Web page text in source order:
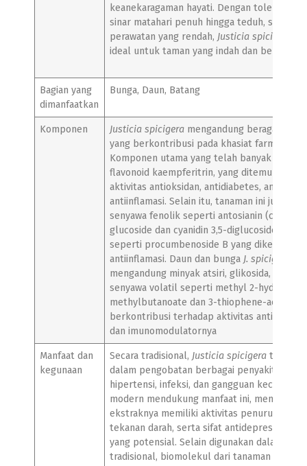
keanekaragaman hayati. Dengan toleransi
sinar matahari penuh hingga teduh, serta
perawatan yang rendah, Justicia spicigera
ideal untuk taman yang indah dan berfungsi
Bagian yang
dimanfaatkan
Bunga, Daun, Batang
Komponen Justicia spicigera mengandung beragam
yang berkontribusi pada khasiat
Komponen utama yang telah banyak diteliti
flavonoid kaempferitrin, yang ditemukan
aktivitas antioksidan, antidiabetes,
antiinflamasi. Selain itu, tanaman ini juga
senyawa fenolik seperti antosianin (cyanidin
glucoside dan cyanidin 3,5-diglucoside),
seperti procumbenoside B yang diketahui
antiinflamasi. Daun dan bunga J. spicigera
mengandung minyak atsiri, glikosida, serta
senyawa volatil seperti methyl 2-hydroxy-2-
methylbutanoate dan 3-thiophene-acetic
berkontribusi terhadap aktivitas
dan imunomodulatornya
Manfaat dan
kegunaan
Secara tradisional, Justicia spicigera telah
dalam pengobatan berbagai penyakit
hipertensi, infeksi, dan gangguan
modern mendukung manfaat ini,
ekstraknya memiliki aktivitas penurun gula
tekanan darah, serta sifat antidepresan dan
yang potensial. Selain digunakan dalam
tradisional, biomolekul dari tanaman ini kini